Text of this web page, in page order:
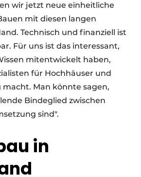
wir jetzt neue einheitliche
mit diesen langen
Technisch und finanziell ist
Für uns ist das interessant,
mitentwickelt haben,
für Hochhäuser und
macht. Man könnte sagen,
Bindeglied zwischen
sind".
in